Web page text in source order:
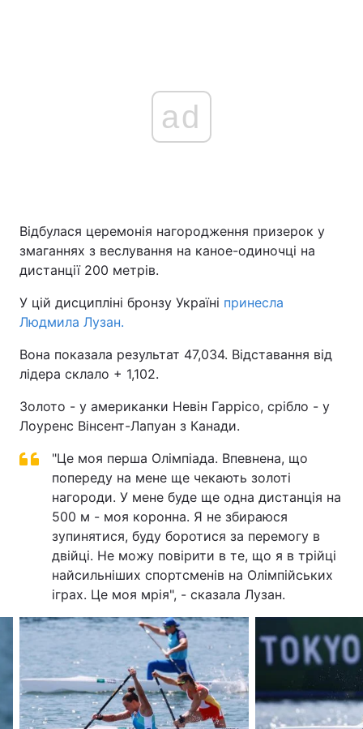
ad
Відбулася церемонія нагородження призерок у
змаганнях з веслування на каное-одиночці на
дистанції 200 метрів.
У цій дисципліні бронзу Україні принесла
Людмила Лузан.
Вона показала результат 47,034. Відставання від
лідера склало + 1,102.
Золото - у американки Невін Гаррісо, срібло - у
Лоуренс Вінсент-Лапуан з Канади.
"Це моя перша Олімпіада. Впевнена, що
попереду на мене ще чекають золоті
нагороди. У мене буде ще одна дистанція на
500 м - моя коронна. Я не збираюся
зупинятися, буду боротися за перемогу в
двійці. Не можу повірити в те, що я в трійці
найсильніших спортсменів на Олімпійських
іграх. Це моя мрія", - сказала Лузан.